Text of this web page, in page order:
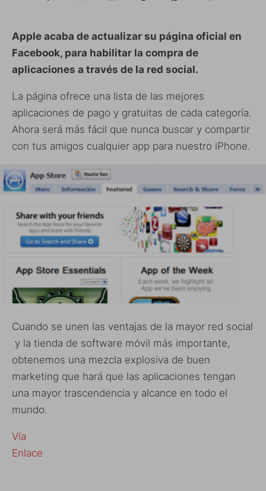
Apple acaba de actualizar su página oficial en
Facebook, para habilitar la compra de
aplicaciones a través de la red social.
La página ofrece una lista de las mejores
aplicaciones de pago y gratuitas de cada categoría.
Ahora será más fácil que nunca buscar y compartir
con tus amigos cualquier app para nuestro iPhone.
Cuando se unen las ventajas de la mayor red social
y la tienda de software móvil más importante,
obtenemos una mezcla explosiva de buen
marketing que hará que las aplicaciones tengan
una mayor trascendencia y alcance en todo el
mundo.
Vía
Enlace